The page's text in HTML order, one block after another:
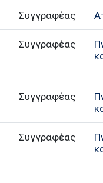
Συγγραφέας
Συγγραφέας
Συγγραφέας
Συγγραφέας